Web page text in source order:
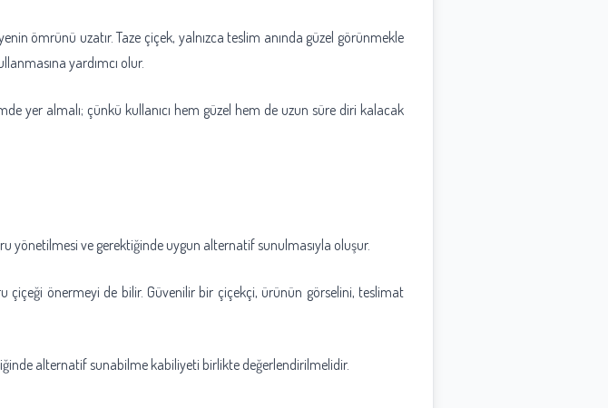
ömrünü uzatır. Taze çiçek, yalnızca teslim anında güzel görünmekle
yardımcı olur.
yer almalı; çünkü kullanıcı hem güzel hem de uzun süre diri kalacak
yönetilmesi ve gerektiğinde uygun alternatif sunulmasıyla oluşur.
önermeyi de bilir. Güvenilir bir çiçekçi, ürünün görselini, teslimat
alternatif sunabilme kabiliyeti birlikte değerlendirilmelidir.